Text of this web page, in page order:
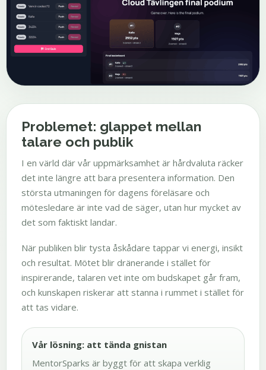
Problemet: glappet mellan
talare och publik
I en värld där vår uppmärksamhet är hårdvaluta räcker
det inte längre att bara presentera information. Den
största utmaningen för dagens föreläsare och
mötesledare är inte vad de säger, utan hur mycket av
det som faktiskt landar.
När publiken blir tysta åskådare tappar vi energi, insikt
och resultat. Mötet blir dränerande i stället för
inspirerande, talaren vet inte om budskapet går fram,
och kunskapen riskerar att stanna i rummet i stället för
att tas vidare.
Vår lösning: att tända gnistan
MentorSparks är byggt för att skapa verklig